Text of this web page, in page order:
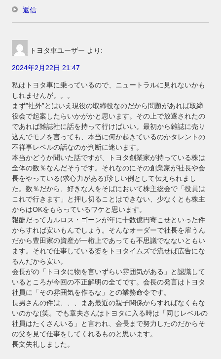
返信
トヨタ車ユーザー より:
2024年2月22日 21:47
私はトヨタ車に乗っているので、ニュートラルに見れないかも
しれませんが。。。
まず”社外”とはいえ現役の取締役なのだから問題があれば取締
役会で起案したらいかがかと思います。その上で放逐されたの
であれば雑誌社に話を持って行けばいい。最初から雑誌に売り
込んでモノを言っても、本当に何か起きているのかタレントの
不祥事レベルの話なのか判断に迷います。
本当かどうか聞いた話ですが、トヨタ創業家が持っている株は
全体の数％なんだそうです。それなのにその創業家が社長や会
長をやっている(求心力がある)珍しい例として伝えられまし
た。数％だから、好きな人をそばにおいて株主総会で「役員は
これで行きます」と押し切ることはできない、少なくとも株主
からはOKをもらっているワケと思います。
報酬だってカルロス・ゴーンが年に十数億円寄こせといった件
からすれば安いもんでしょう。そんなオーダーで社長を雇うん
だから豊田家の資産が一桁上であっても不思議でなないともい
ます。それで仕事している姿をトヨタイムズで流せば広告にな
るんだから安い。
会長がの「トヨタに物を言いずらい雰囲気がある」と認識して
いるところが今回の不正解明の全てです。会長の発言はトヨタ
社員に「その雰囲気を作るな」との業務命令です。
長男さんの件は、、、まあ最近の親子関係からすればなくもな
いのかな(笑。でも章夫さんはトヨタに入る時は「同じレベルの
社員はたくさんいる」と言われ、会長まで努力したのだからそ
の父を見て仕事をしてくれるものと思います。
長文失礼しました。